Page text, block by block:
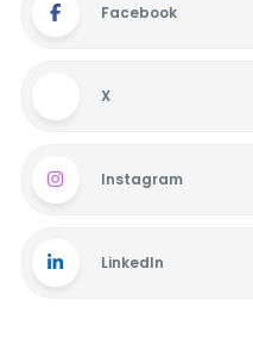
Facebook
X
Instagram
LinkedIn